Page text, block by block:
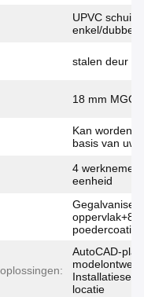
UPVC
enkel/dubbel
stalen deur
18 mm MGO/
Kan worden
basis van uw
4
eenheid
poedercoating
AutoCAD-
locatie